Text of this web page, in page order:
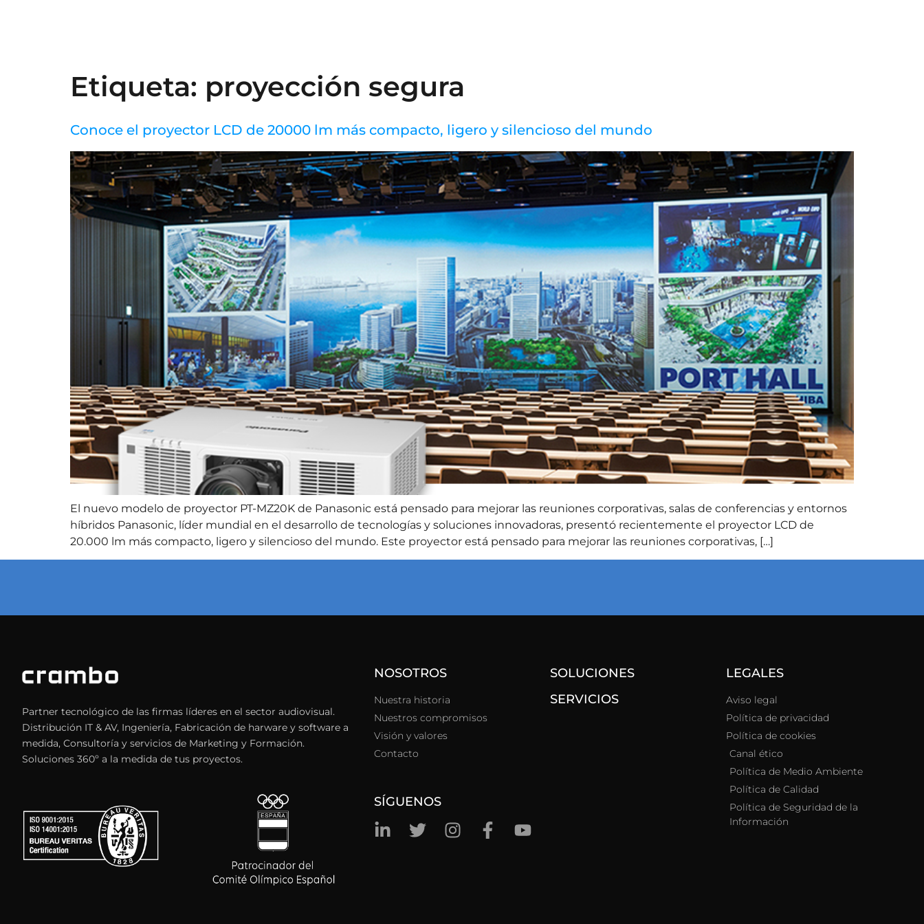
Etiqueta: proyección segura
Conoce el proyector LCD de 20000 lm más compacto, ligero y silencioso del mundo
El nuevo modelo de proyector PT-MZ20K de Panasonic está pensado para mejorar las reuniones corporativas, salas de conferencias y entornos
híbridos Panasonic, líder mundial en el desarrollo de tecnologías y soluciones innovadoras, presentó recientemente el proyector LCD de
20.000 lm más compacto, ligero y silencioso del mundo. Este proyector está pensado para mejorar las reuniones corporativas, […]
Partner tecnológico de las firmas líderes en el sector audiovisual.
Distribución IT & AV, Ingeniería, Fabricación de harware y software a
medida, Consultoría y servicios de Marketing y Formación.
Soluciones 360º a la medida de tus proyectos.
NOSOTROS
Nuestra historia
Nuestros compromisos
Visión y valores
Contacto
SÍGUENOS
SOLUCIONES
SERVICIOS
LEGALES
Aviso legal
Política de privacidad
Política de cookies
Canal ético
Política de Medio Ambiente
Política de Calidad
Política de Seguridad de la
Información